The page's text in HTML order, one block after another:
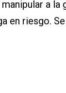
manipular a la
en riesgo.